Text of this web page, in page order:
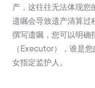
产，这往往无法体现您
遗嘱会导致遗产清算过
撰写遗嘱，您可以明确
（Executor），谁是
女指定监护人。